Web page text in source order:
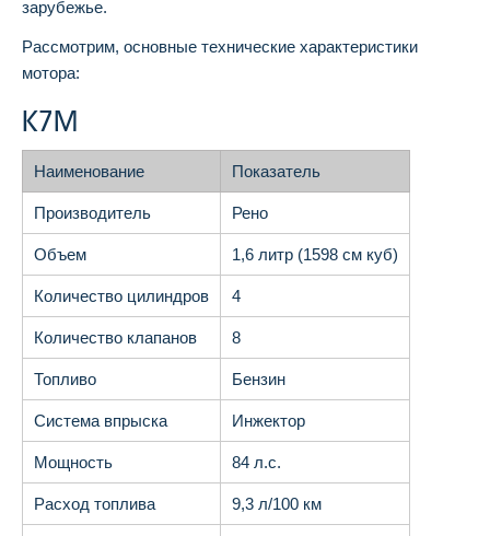
зарубежье.
Рассмотрим, основные технические характеристики
мотора:
К7М
Наименование Показатель
Производитель Рено
Объем 1,6 литр (1598 см куб)
Количество цилиндров 4
Количество клапанов 8
Топливо Бензин
Система впрыска Инжектор
Мощность 84 л.с.
Расход топлива 9,3 л/100 км